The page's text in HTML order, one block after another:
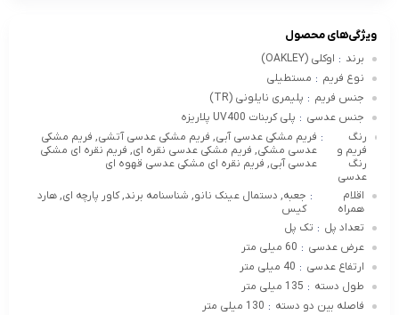
ویژگی‌های محصول
برند : اوکلی (OAKLEY)
نوع فریم : مستطیلی
جنس فریم : پلیمری نایلونی (TR)
جنس عدسی : پلی کربنات UV400 پلاریزه
رنگ
فریم و
رنگ
عدسی
: فریم مشکی عدسی آبی, فریم مشکی عدسی آتشی, فریم مشکی
عدسی مشکی, فریم مشکی عدسی نقره ای, فریم نقره ای مشکی
عدسی آبی, فریم نقره ای مشکی عدسی قهوه ای
اقلام
همراه
: جعبه, دستمال عینک نانو, شناسنامه برند, کاور پارچه ای, هارد
کیس
تعداد پل : تک پل
عرض عدسی : 60 میلی متر
ارتفاع عدسی : 40 میلی متر
طول دسته : 135 میلی متر
فاصله بین دو دسته : 130 میلی متر